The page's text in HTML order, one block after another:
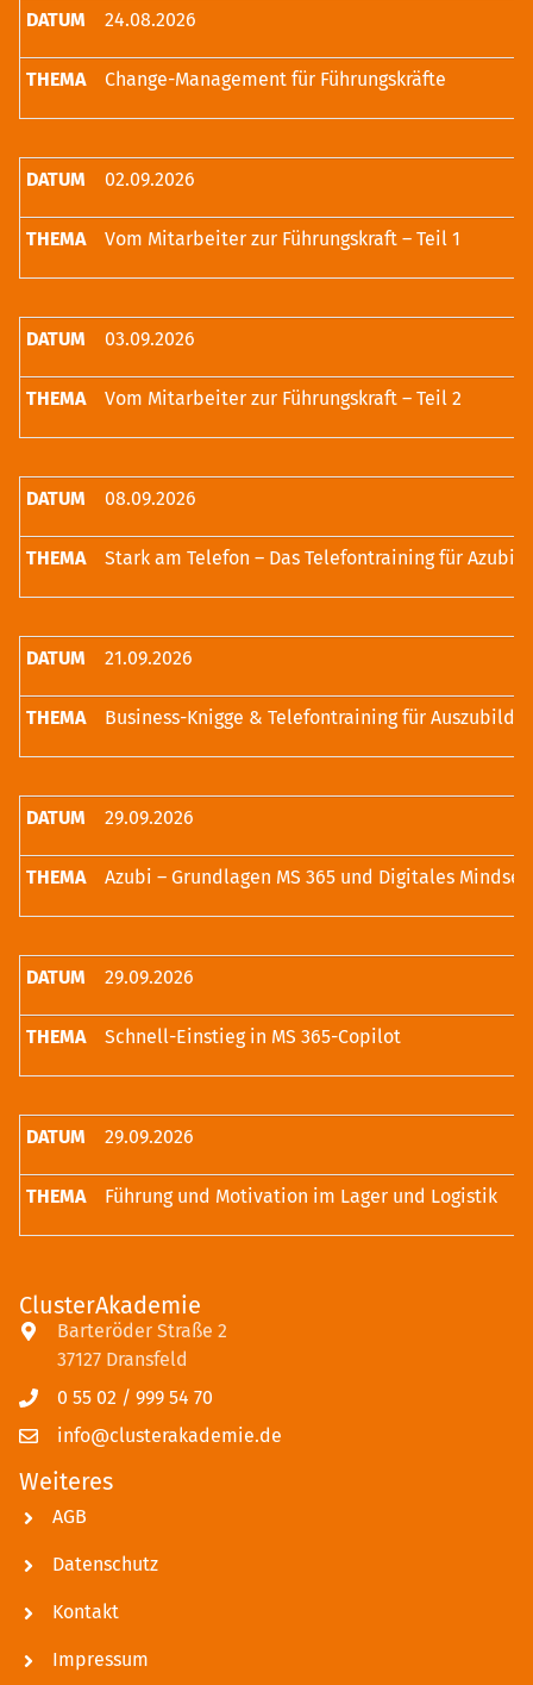
24.08.2026
Change-Management für Führungskräfte
02.09.2026
Vom Mitarbeiter zur Führungskraft – Teil 1
03.09.2026
Vom Mitarbeiter zur Führungskraft – Teil 2
08.09.2026
Stark am Telefon – Das Telefontraining für Azubis
21.09.2026
Business-Knigge & Telefontraining für
29.09.2026
Azubi – Grundlagen MS 365 und Digitales Mindset
29.09.2026
Schnell-Einstieg in MS 365-Copilot
29.09.2026
Führung und Motivation im Lager und Logistik
ClusterAkademie
Barteröder Straße 2
37127 Dransfeld
0 55 02 / 999 54 70
info@clusterakademie.de
Weiteres
AGB
Datenschutz
Kontakt
Impressum